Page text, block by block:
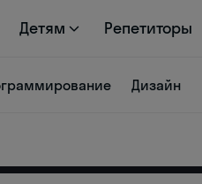
Детям Репетиторы
Дизайн